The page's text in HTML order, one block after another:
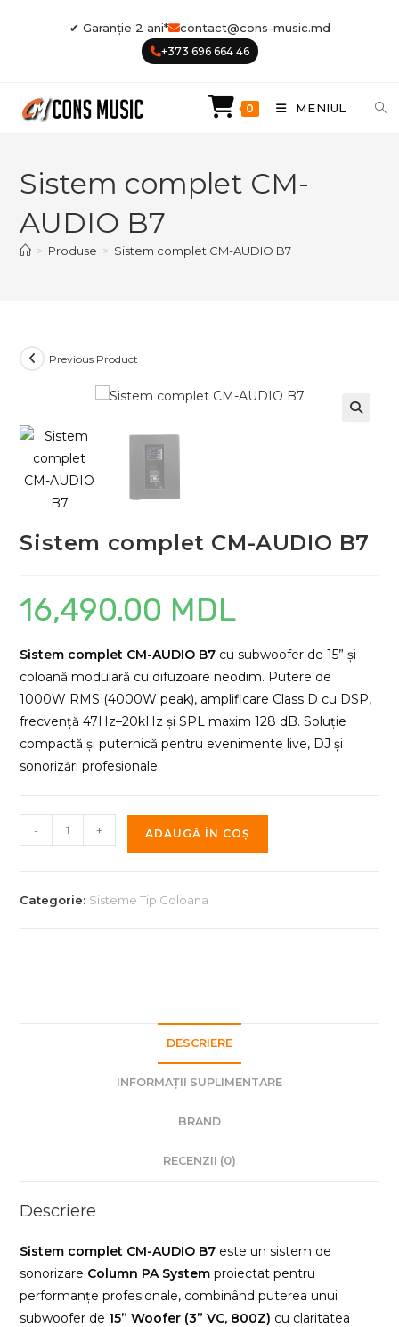
✔ Garanție 2 ani* contact@cons-music.md
+373 696 664 46
0 MENIUL
Sistem complet CM-
AUDIO B7
> Produse > Sistem complet CM-AUDIO B7
Previous Product
Sistem complet CM-AUDIO B7
16,490.00 MDL
Sistem complet CM-AUDIO B7 cu subwoofer de 15” și
coloană modulară cu difuzoare neodim. Putere de
1000W RMS (4000W peak), amplificare Class D cu DSP,
frecvență 47Hz–20kHz și SPL maxim 128 dB. Soluție
compactă și puternică pentru evenimente live, DJ și
sonorizări profesionale.
Cantitate
Sistem
- + ADAUGĂ ÎN COȘ
Categorie: Sisteme Tip Coloana
DESCRIERE
INFORMAȚII SUPLIMENTARE
BRAND
RECENZII (0)
Descriere
Sistem complet CM-AUDIO B7 este un sistem de
sonorizare Column PA System proiectat pentru
performanțe profesionale, combinând puterea unui
subwoofer de 15” Woofer (3” VC, 800Z) cu claritatea